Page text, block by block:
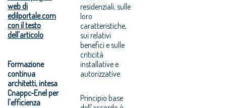
web di
edilportale.com
con il testo
dell'articolo
Formazione
continua
architetti, intesa
Cnappc-Enel per
l'efficienza
residenziali, sulle
loro
caratteristiche,
sui relativi
benefici e sulle
criticità
installative e
autorizzative.
Principio base